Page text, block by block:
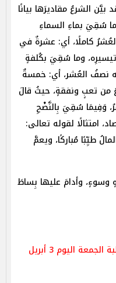
بيَّن الشرعُ مقاديرَها بيانًا
سُقِيَ بماءِ السماءِ
كاملًا، أي: عشرةٌ في
وما سُقِيَ بكُلفةٍ
نصفُ العُشر، أي: خمسةٌ
من تعبٍ ونفقةٍ، حيثُ قالَ
وَفِيمَا سُقِيَ بِالنَّضْحِ
امتثالًا لقوله تعالى:
طيِّبًا مُباركًا، ويعمَّ
وأدامَ عليها بِساطَ
«وقل إصلاح لهم خير».. موضوع خطبة الجمعة اليوم 3 أبريل